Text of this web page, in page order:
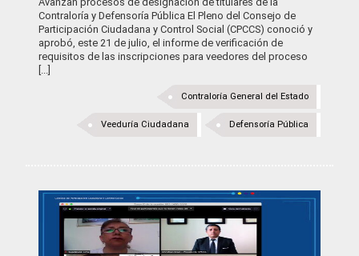
Contraloría y Defensoría Pública El Pleno del Consejo de
Participación Ciudadana y Control Social (CPCCS) conoció y
aprobó, este 21 de julio, el informe de verificación de
requisitos de las inscripciones para veedores del proceso
[...]
Contraloría General del Estado
Defensoría Pública
Veeduría Ciudadana